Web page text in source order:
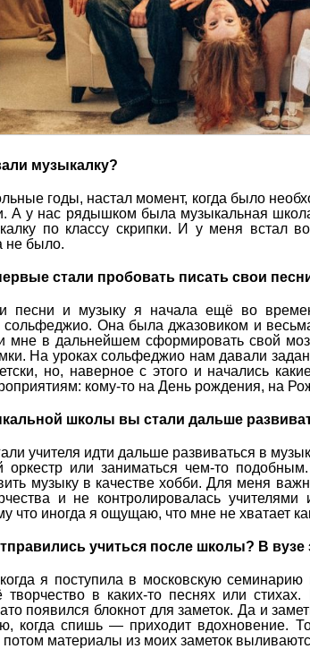
музыкалку?
годы, настал момент, когда было
А у нас рядышком была музыкальная
по классу скрипки. И у меня встал
не было.
стали пробовать писать свои
песни и музыку я начала ещё во
сольфеджио. Она была джазовиком и
мне в дальнейшем сформировать свой
На уроках сольфеджио нам давали
но, наверное с этого и начались
кому-то на День рождения, на
школы вы стали дальше
учителя идти дальше развиваться в
оркестр или заниматься чем-то
музыку в качестве хобби. Для меня
и не контролировалась
что иногда я ощущаю, что мне не хватает
учиться после школы? В вузе
я поступила в московскую семинарию
творчество в каких-то песнях или
появился блокнот для заметок. Да и
когда спишь — приходит вдохновение.
материалы из моих заметок